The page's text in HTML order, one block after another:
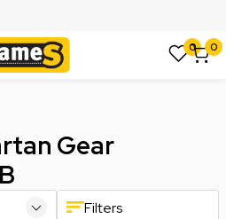
0 0
Gear
Filters